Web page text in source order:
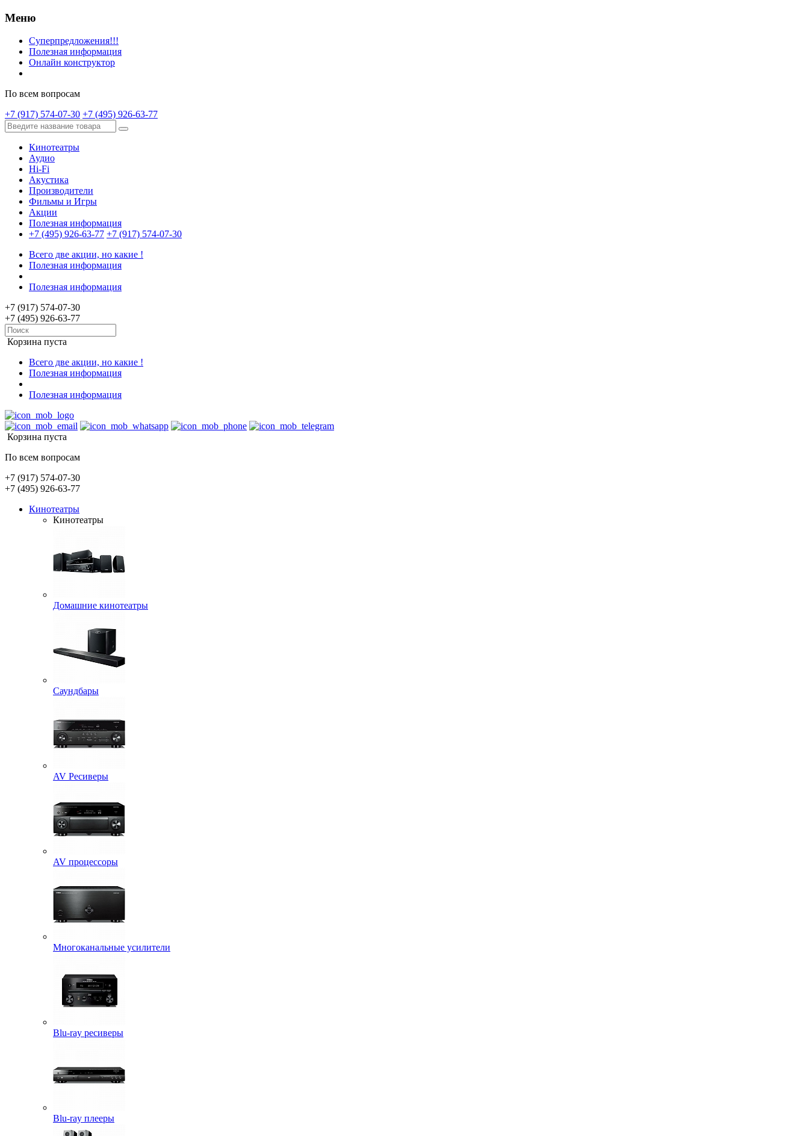
Меню
Суперпредложения!!!
Полезная информация
Онлайн конструктор
По всем вопросам
+7 (917) 574-07-30 +7 (495) 926-63-77
Кинотеатры
Аудио
Hi-Fi
Акустика
Производители
Фильмы и Игры
Акции
Полезная информация
+7 (495) 926-63-77 +7 (917) 574-07-30
Всего две акции, но какие !
Полезная информация
Полезная информация
+7 (917) 574-07-30
+7 (495) 926-63-77
Корзина пуста
Всего две акции, но какие !
Полезная информация
Полезная информация
Корзина пуста
По всем вопросам
+7 (917) 574-07-30
+7 (495) 926-63-77
Кинотеатры
Кинотеатры
Домашние кинотеатры
Саундбары
AV Ресиверы
AV процессоры
Многоканальные усилители
Blu-ray ресиверы
Blu-ray плееры